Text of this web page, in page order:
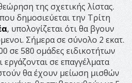
της σχετικής λίστας.
δημοσιεύεται την Τρίτη
, υπολογίζεται ότι θα βγουν
Σήµερα σε σύνολο 2 εκατ.
σε 580 οµάδες ειδικοτήτων
σε επαγγέλµατα
θα έχουν µείωση µισθών